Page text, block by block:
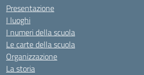
Presentazione
I luoghi
I numeri della scuola
Le carte della scuola
Organizzazione
La storia